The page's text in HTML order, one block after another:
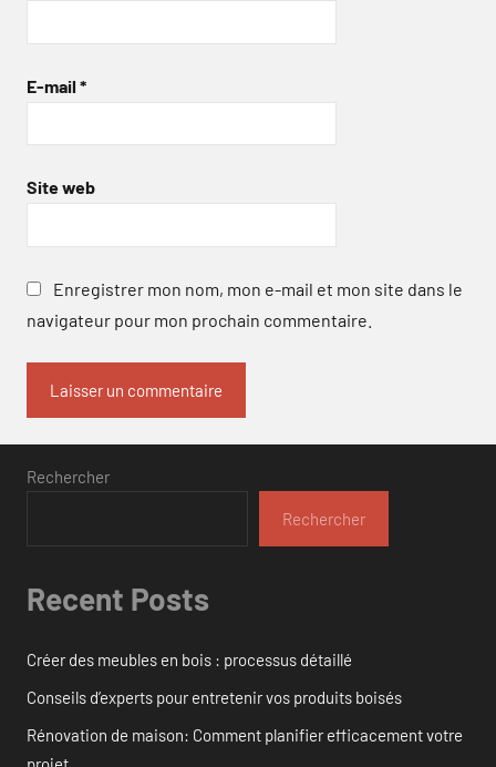
E-mail *
Site web
Enregistrer mon nom, mon e-mail et mon site dans le
navigateur pour mon prochain commentaire.
Rechercher
Rechercher
Recent Posts
Créer des meubles en bois : processus détaillé
Conseils d’experts pour entretenir vos produits boisés
Rénovation de maison: Comment planifier efficacement votre